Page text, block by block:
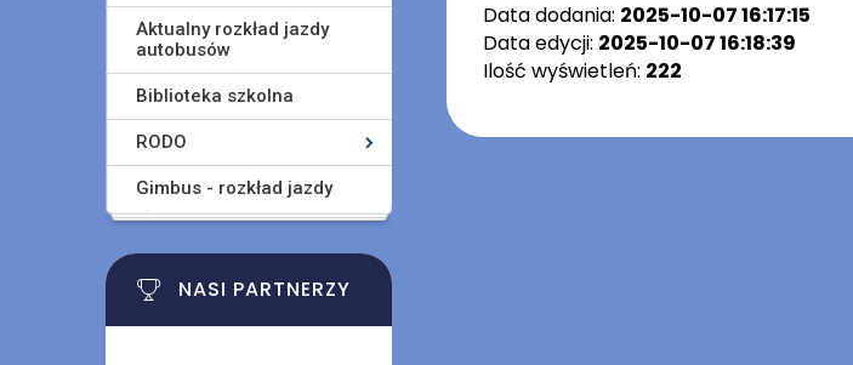
Data dodania: 2025-10-07 16:17:15
Data edycji: 2025-10-07 16:18:39
Ilość wyświetleń: 222
Aktualny rozkład jazdy
autobusów
Biblioteka szkolna
RODO
Gimbus - rozkład jazdy
NASI PARTNERZY